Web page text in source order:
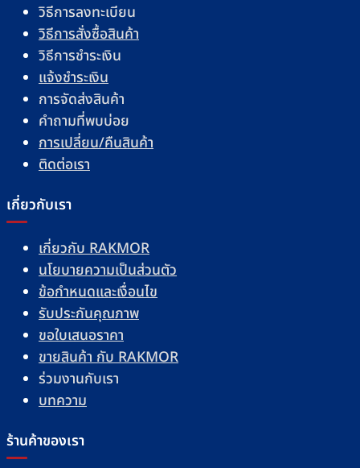
วิธีการลงทะเบียน
วิธีการสั่งซื้อสินค้า
วิธีการชำระเงิน
แจ้งชำระเงิน
การจัดส่งสินค้า
คำถามที่พบบ่อย
การเปลี่ยน/คืนสินค้า
ติดต่อเรา
เกี่ยวกับเรา
เกี่ยวกับ RAKMOR
นโยบายความเป็นส่วนตัว
ข้อกำหนดและเงื่อนไข
รับประกันคุณภาพ
ขอใบเสนอราคา
ขายสินค้า กับ RAKMOR
ร่วมงานกับเรา
บทความ
ร้านค้าของเรา